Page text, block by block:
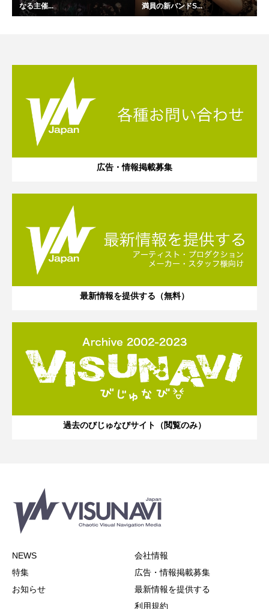
なる主催...
満員の新バンドS...
広告・情報掲載募集
最新情報を提供する（無料）
過去のびじゅなびサイト（閲覧のみ）
NEWS
特集
お知らせ
会社情報
広告・情報掲載募集
最新情報を提供する
利用規約